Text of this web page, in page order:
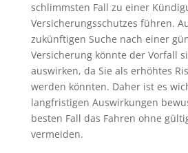
schlimmsten Fall zu einer
Versicherungsschutzes führen.
zukünftigen Suche nach einer
Versicherung könnte der Vorfall
auswirken, da Sie als erhöhtes
werden könnten. Daher ist es
langfristigen Auswirkungen
besten Fall das Fahren ohne
vermeiden.